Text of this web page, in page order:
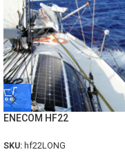
ENECOM HF22
SKU: hf22LONG